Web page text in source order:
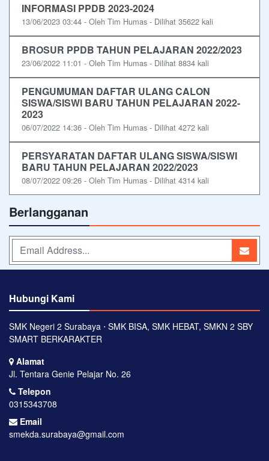
INFORMASI PPDB 2023-2024
13/06/2023 03:44 - Oleh Tim Humas - Dilihat 35622 kali
BROSUR PPDB TAHUN PELAJARAN 2022/2023
23/06/2022 11:01 - Oleh Tim Humas - Dilihat 8834 kali
PENGUMUMAN DAFTAR ULANG CALON
SISWA/SISWI BARU TAHUN PELAJARAN 2022-
2023
06/07/2022 14:36 - Oleh Tim Humas - Dilihat 4272 kali
PERSYARATAN DAFTAR ULANG SISWA/SISWI
BARU TAHUN PELAJARAN 2022/2023
08/07/2022 09:26 - Oleh Tim Humas - Dilihat 4314 kali
Berlangganan
Hubungi Kami
SMK Negeri 2 Surabaya ⋅ SMK BISA, SMK HEBAT, SMKN 2 SBY
SMART BERKARAKTER
Alamat
Jl. Tentara Genie Pelajar No. 26
Telepon
0315343708
Email
smekda.surabaya@gmail.com